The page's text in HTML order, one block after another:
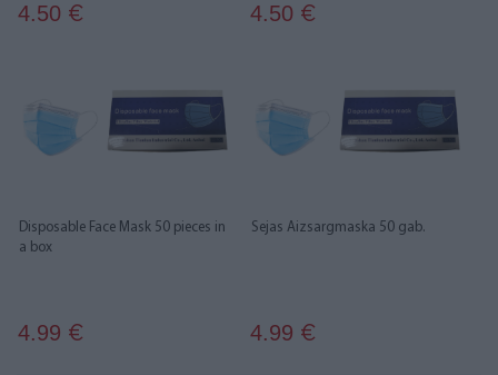
4.50 € 4.50 €
Disposable Face Mask 50 pieces in
a box
4.99 €
Sejas Aizsargmaska 50 gab.
4.99 €